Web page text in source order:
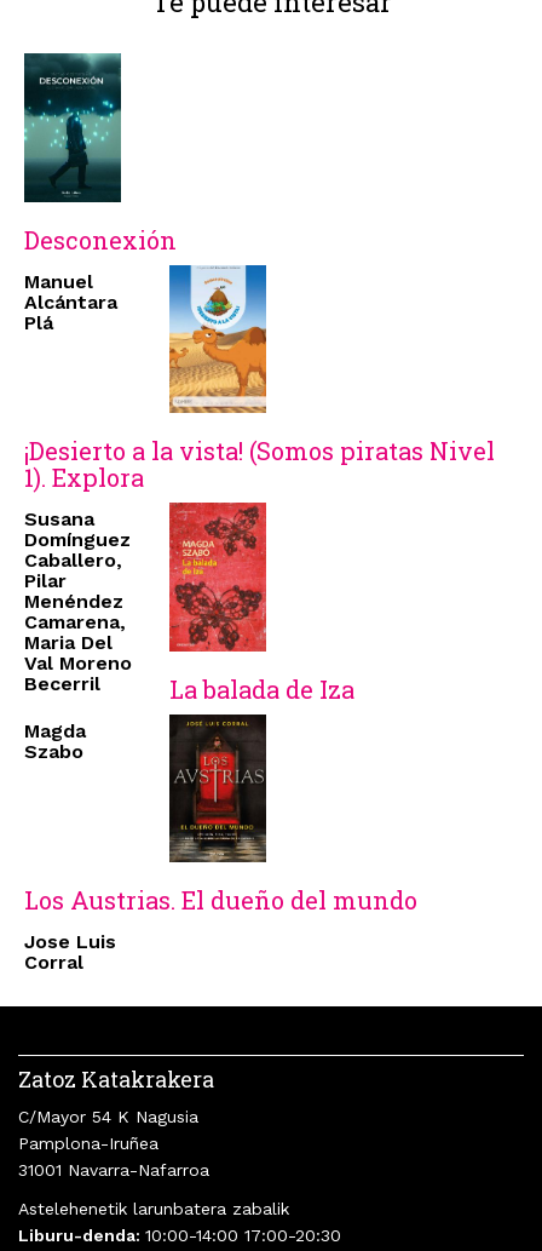
Desconexión
Manuel
Alcántara
Plá
¡Desierto a la vista! (Somos piratas Nivel
1). Explora
Susana
Domínguez
Caballero,
Pilar
Menéndez
Camarena,
Maria Del
Val Moreno
Becerril
La balada de Iza
Magda
Szabo
Los Austrias. El dueño del mundo
Jose Luis
Corral
Zatoz Katakrakera
C/Mayor 54 K Nagusia
Pamplona-Iruñea
31001 Navarra-Nafarroa
Astelehenetik larunbatera zabalik
Liburu-denda: 10:00-14:00 17:00-20:30